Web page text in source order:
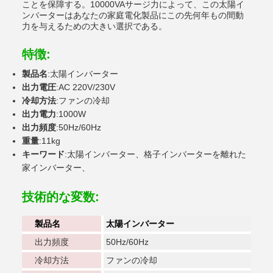
ことを保障する。10000VAサージ力によって、この太陽イ
ンバーターはあなたの家庭電化製品にこの先何年もの間動
力を与えるための大きい選択である。
特徴:
製品名:太陽インバーター
出力電圧:AC 220V/230V
冷却方法:ファンの冷却
出力電力:1000W
出力頻度:50Hz/60Hz
重量:11kg
キーワード:太陽インバーター、格子インバーターを離れた
家インバーター、
技術的な変数:
製品名
太陽インバーター
出力頻度
50Hz/60Hz
冷却方法
ファンの冷却